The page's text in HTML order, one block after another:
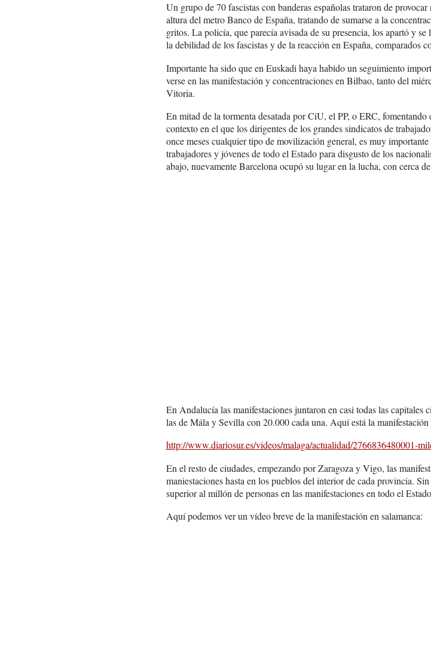
Un grupo de 70 fascistas con banderas españolas trataron de
altura del metro Banco de España, tratando de sumarse a la
gritos. La policía, que parecía avisada de su presencia, los apartó y
la debilidad de los fascistas y de la reacción en España, comparados
Importante ha sido que en Euskadi haya habido un seguimiento
verse en las manifestación y concentraciones en Bilbao, tanto del
Vitoria.
En mitad de la tormenta desatada por CiU, el PP, o ERC,
contexto en el que los dirigentes de los grandes sindicatos de
once meses cualquier tipo de movilización general, es muy
trabajadores y jóvenes de todo el Estado para disgusto de los
abajo, nuevamente Barcelona ocupó su lugar en la lucha, con cerca
En Andalucía las manifestaciones juntaron en casi todas las capitales
las de Mála y Sevilla con 20.000 cada una. Aquí está la
http://www.diariosur.es/videos/malaga/actualidad/2766836480001-
En el resto de ciudades, empezando por Zaragoza y Vigo, las
maniestaciones hasta en los pueblos del interior de cada provincia.
superior al millón de personas en las manifestaciones en todo el
Aquí podemos ver un vídeo breve de la manifestación en salamanca: